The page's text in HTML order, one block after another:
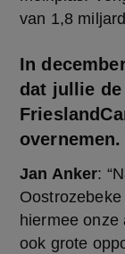
van 1,8
In
dat jullie de
Jan Anker:
hiermee
ook grote